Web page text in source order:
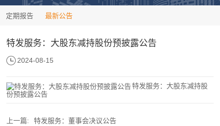
定期报告 最新公告
特发服务：大股东减持股份预披露公告
2024-08-15
特发服务：大股东减持股
份预披露公告
上一篇:
特发服务：董事会决议公告